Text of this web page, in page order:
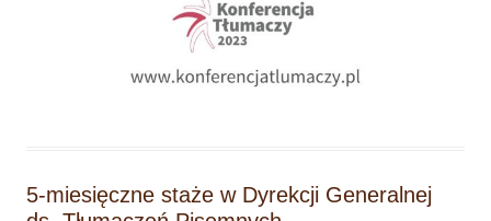
5-miesięczne staże w Dyrekcji Generalnej